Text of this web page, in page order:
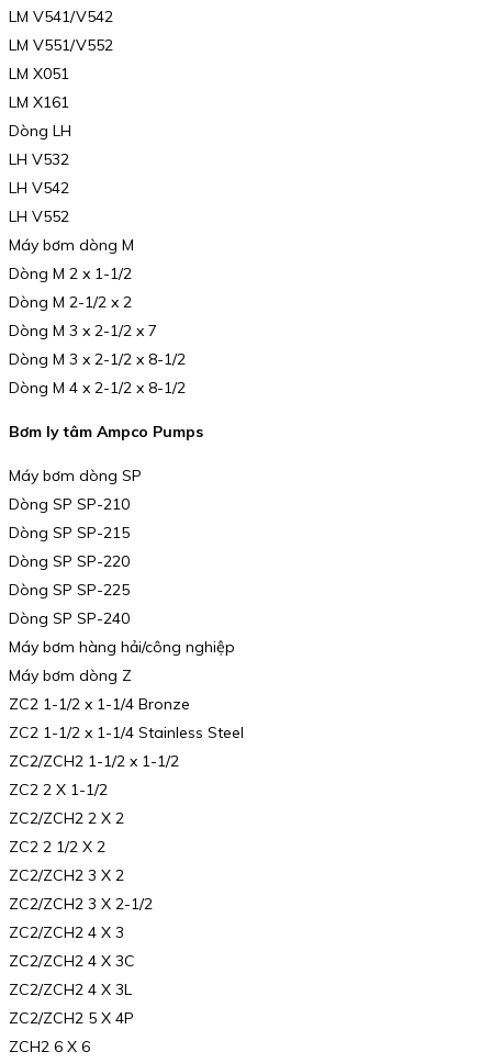
LM V541/V542
LM V551/V552
LM X051
LM X161
Dòng LH
LH V532
LH V542
LH V552
Máy bơm dòng M
Dòng M 2 x 1-1/2
Dòng M 2-1/2 x 2
Dòng M 3 x 2-1/2 x 7
Dòng M 3 x 2-1/2 x 8-1/2
Dòng M 4 x 2-1/2 x 8-1/2
Bơm ly tâm Ampco Pumps
Máy bơm dòng SP
Dòng SP SP-210
Dòng SP SP-215
Dòng SP SP-220
Dòng SP SP-225
Dòng SP SP-240
Máy bơm hàng hải/công nghiệp
Máy bơm dòng Z
ZC2 1-1/2 x 1-1/4 Bronze
ZC2 1-1/2 x 1-1/4 Stainless Steel
ZC2/ZCH2 1-1/2 x 1-1/2
ZC2 2 X 1-1/2
ZC2/ZCH2 2 X 2
ZC2 2 1/2 X 2
ZC2/ZCH2 3 X 2
ZC2/ZCH2 3 X 2-1/2
ZC2/ZCH2 4 X 3
ZC2/ZCH2 4 X 3C
ZC2/ZCH2 4 X 3L
ZC2/ZCH2 5 X 4P
ZCH2 6 X 6